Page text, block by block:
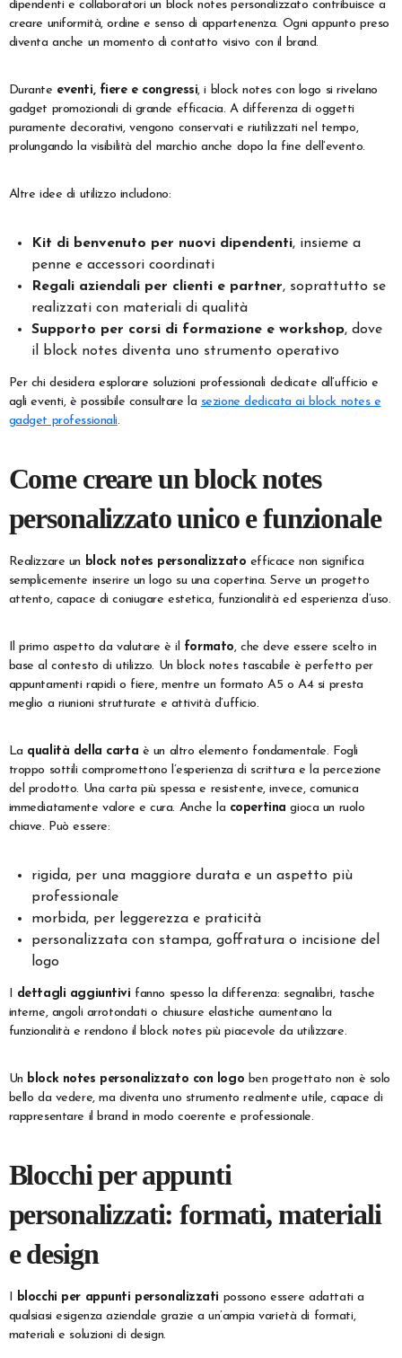
dipendenti e collaboratori un block notes personalizzato contribuisce a
creare uniformità, ordine e senso di appartenenza. Ogni appunto preso
diventa anche un momento di contatto visivo con il brand.
Durante eventi, fiere e congressi, i block notes con logo si rivelano
gadget promozionali di grande efficacia. A differenza di oggetti
puramente decorativi, vengono conservati e riutilizzati nel tempo,
prolungando la visibilità del marchio anche dopo la fine dell’evento.
Altre idee di utilizzo includono:
Kit di benvenuto per nuovi dipendenti, insieme a
penne e accessori coordinati
Regali aziendali per clienti e partner, soprattutto se
realizzati con materiali di qualità
Supporto per corsi di formazione e workshop, dove
il block notes diventa uno strumento operativo
Per chi desidera esplorare soluzioni professionali dedicate all’ufficio e
agli eventi, è possibile consultare la sezione dedicata ai block notes e
gadget professionali.
Come creare un block notes
personalizzato unico e funzionale
Realizzare un block notes personalizzato efficace non significa
semplicemente inserire un logo su una copertina. Serve un progetto
attento, capace di coniugare estetica, funzionalità ed esperienza d’uso.
Il primo aspetto da valutare è il formato, che deve essere scelto in
base al contesto di utilizzo. Un block notes tascabile è perfetto per
appuntamenti rapidi o fiere, mentre un formato A5 o A4 si presta
meglio a riunioni strutturate e attività d’ufficio.
La qualità della carta è un altro elemento fondamentale. Fogli
troppo sottili compromettono l’esperienza di scrittura e la percezione
del prodotto. Una carta più spessa e resistente, invece, comunica
immediatamente valore e cura. Anche la copertina gioca un ruolo
chiave. Può essere:
rigida, per una maggiore durata e un aspetto più
professionale
morbida, per leggerezza e praticità
personalizzata con stampa, goffratura o incisione del
logo
dettagli aggiuntivi fanno spesso la differenza: segnalibri, tasche
interne, angoli arrotondati o chiusure elastiche aumentano la
funzionalità e rendono il block notes più piacevole da utilizzare.
Un block notes personalizzato con logo ben progettato non è solo
bello da vedere, ma diventa uno strumento realmente utile, capace di
rappresentare il brand in modo coerente e professionale.
Blocchi per appunti
personalizzati: formati, materiali
e design
blocchi per appunti personalizzati possono essere adattati a
qualsiasi esigenza aziendale grazie a un’ampia varietà di formati,
materiali e soluzioni di design.